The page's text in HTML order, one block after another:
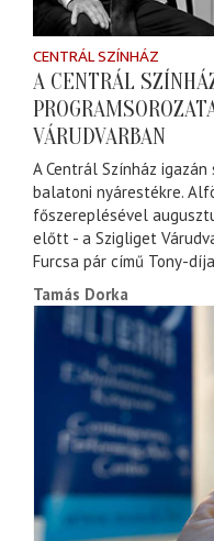
CENTRÁL SZÍNHÁZ
A CENTRÁL
VÁRUDVARBAN
A Centrál Színház
balatoni nyárestékre.
főszereplésével
előtt - a Szigliget
Furcsa pár című Tony-
Tamás Dorka